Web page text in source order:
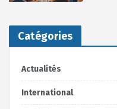
Catégories
Actualités
International